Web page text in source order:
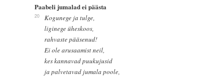
Paabeli jumalad ei päästa
20
Kogunege ja tulge,
liginege üheskoos,
rahvaste pääsenud!
Ei ole arusaamist neil,
kes kannavad puukujusid
ja palvetavad jumala poole,